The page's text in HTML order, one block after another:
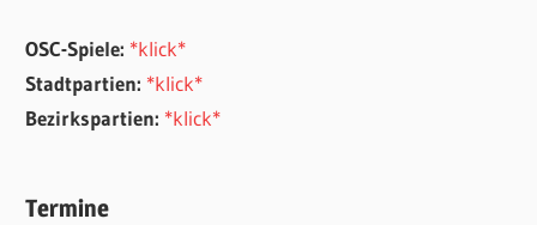
OSC-Spiele: *klick*
Stadtpartien: *klick*
Bezirkspartien: *klick*
Termine